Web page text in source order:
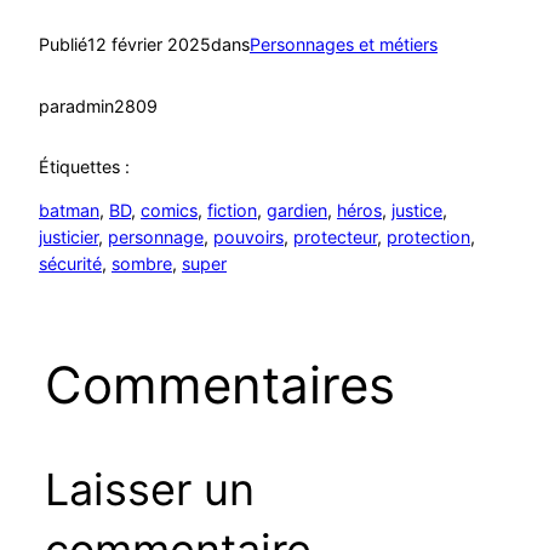
Publié12 février 2025dansPersonnages et métiers
paradmin2809
Étiquettes :
batman, BD, comics, fiction, gardien, héros, justice
justicier, personnage, pouvoirs, protecteur, protection
sécurité, sombre, super
Commentaires
Laisser un